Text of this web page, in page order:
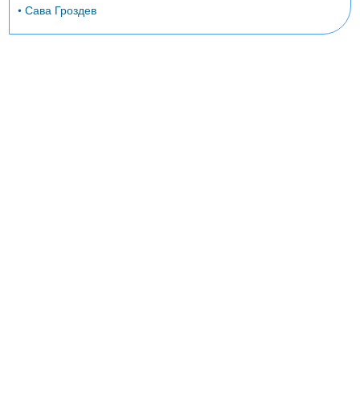
• Сава Гроздев